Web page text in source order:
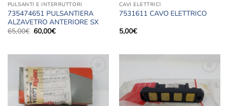
PULSANTI E INTERRUTTORI
735474651 PULSANTIERA
ALZAVETRO ANTERIORE SX
65,00€ Il
prezzo
65,00€.
60,00€Il
60,00€.
CAVI ELETTRICI
7531611 CAVO ELETTRICO
5,00€
Aggiungi
desideri
Aggiungi
alla lista
dei
desideri